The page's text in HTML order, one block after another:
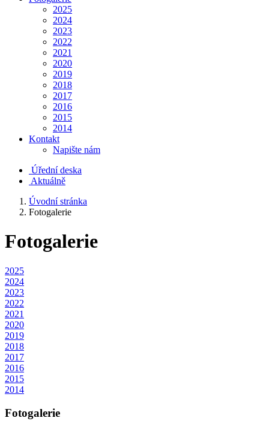
2025
2024
2023
2022
2021
2020
2019
2018
2017
2016
2015
2014
Kontakt
Napište nám
Úřední deska
Aktuálně
Úvodní stránka
Fotogalerie
Fotogalerie
2025
2024
2023
2022
2021
2020
2019
2018
2017
2016
2015
2014
Fotogalerie